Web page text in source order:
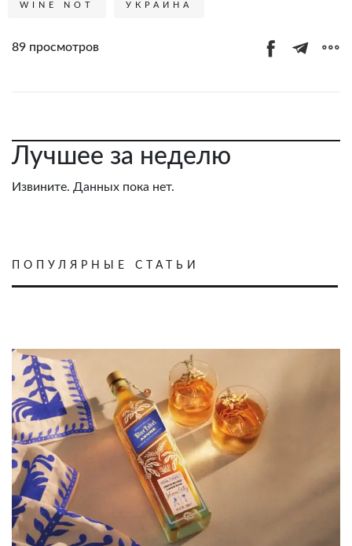
WINE NOT УКРАИНА
89 просмотров
Лучшее за неделю
Извините. Данных пока нет.
ПОПУЛЯРНЫЕ СТАТЬИ